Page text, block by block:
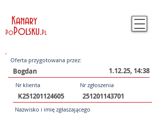
Kanary
PoPolsku.Pl
Oferta przygotowana przez:
1.12.25, 14:38
Nr klienta Nr zgłoszenia
Nazwisko i imię zgłaszającego